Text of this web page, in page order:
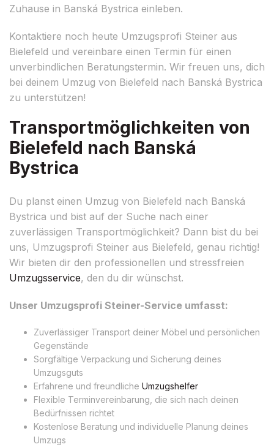
Zuhause in Banská Bystrica einleben.
Kontaktiere noch heute Umzugsprofi Steiner aus
Bielefeld und vereinbare einen Termin für einen
unverbindlichen Beratungstermin. Wir freuen uns, dich
bei deinem Umzug von Bielefeld nach Banská Bystrica
zu unterstützen!
Transportmöglichkeiten von
Bielefeld nach Banská
Bystrica
Du planst einen Umzug von Bielefeld nach Banská
Bystrica und bist auf der Suche nach einer
zuverlässigen Transportmöglichkeit? Dann bist du bei
uns, Umzugsprofi Steiner aus Bielefeld, genau richtig!
Wir bieten dir den professionellen und stressfreien
Umzugsservice, den du dir wünschst.
Unser Umzugsprofi Steiner-Service umfasst:
Zuverlässiger Transport deiner Möbel und persönlichen
Gegenstände
Sorgfältige Verpackung und Sicherung deines
Umzugsguts
Erfahrene und freundliche Umzugshelfer
Flexible Terminvereinbarung, die sich nach deinen
Bedürfnissen richtet
Kostenlose Beratung und individuelle Planung deines
Umzugs